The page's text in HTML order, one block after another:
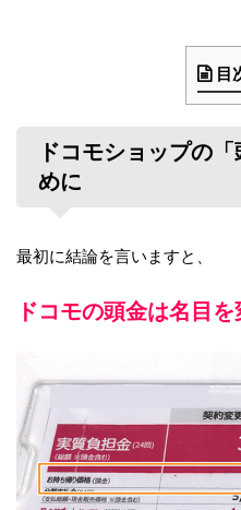
目
ドコモショップの
めに
最初に結論を言いますと、
ドコモの頭金は名目